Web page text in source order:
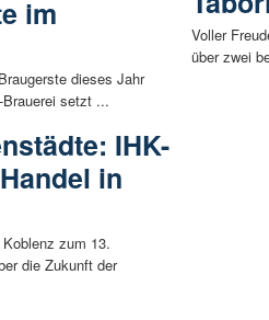
im
dieses Jahr
setzt ...
IHK-
in
zum 13.
die Zukunft der
Voller
über zwei